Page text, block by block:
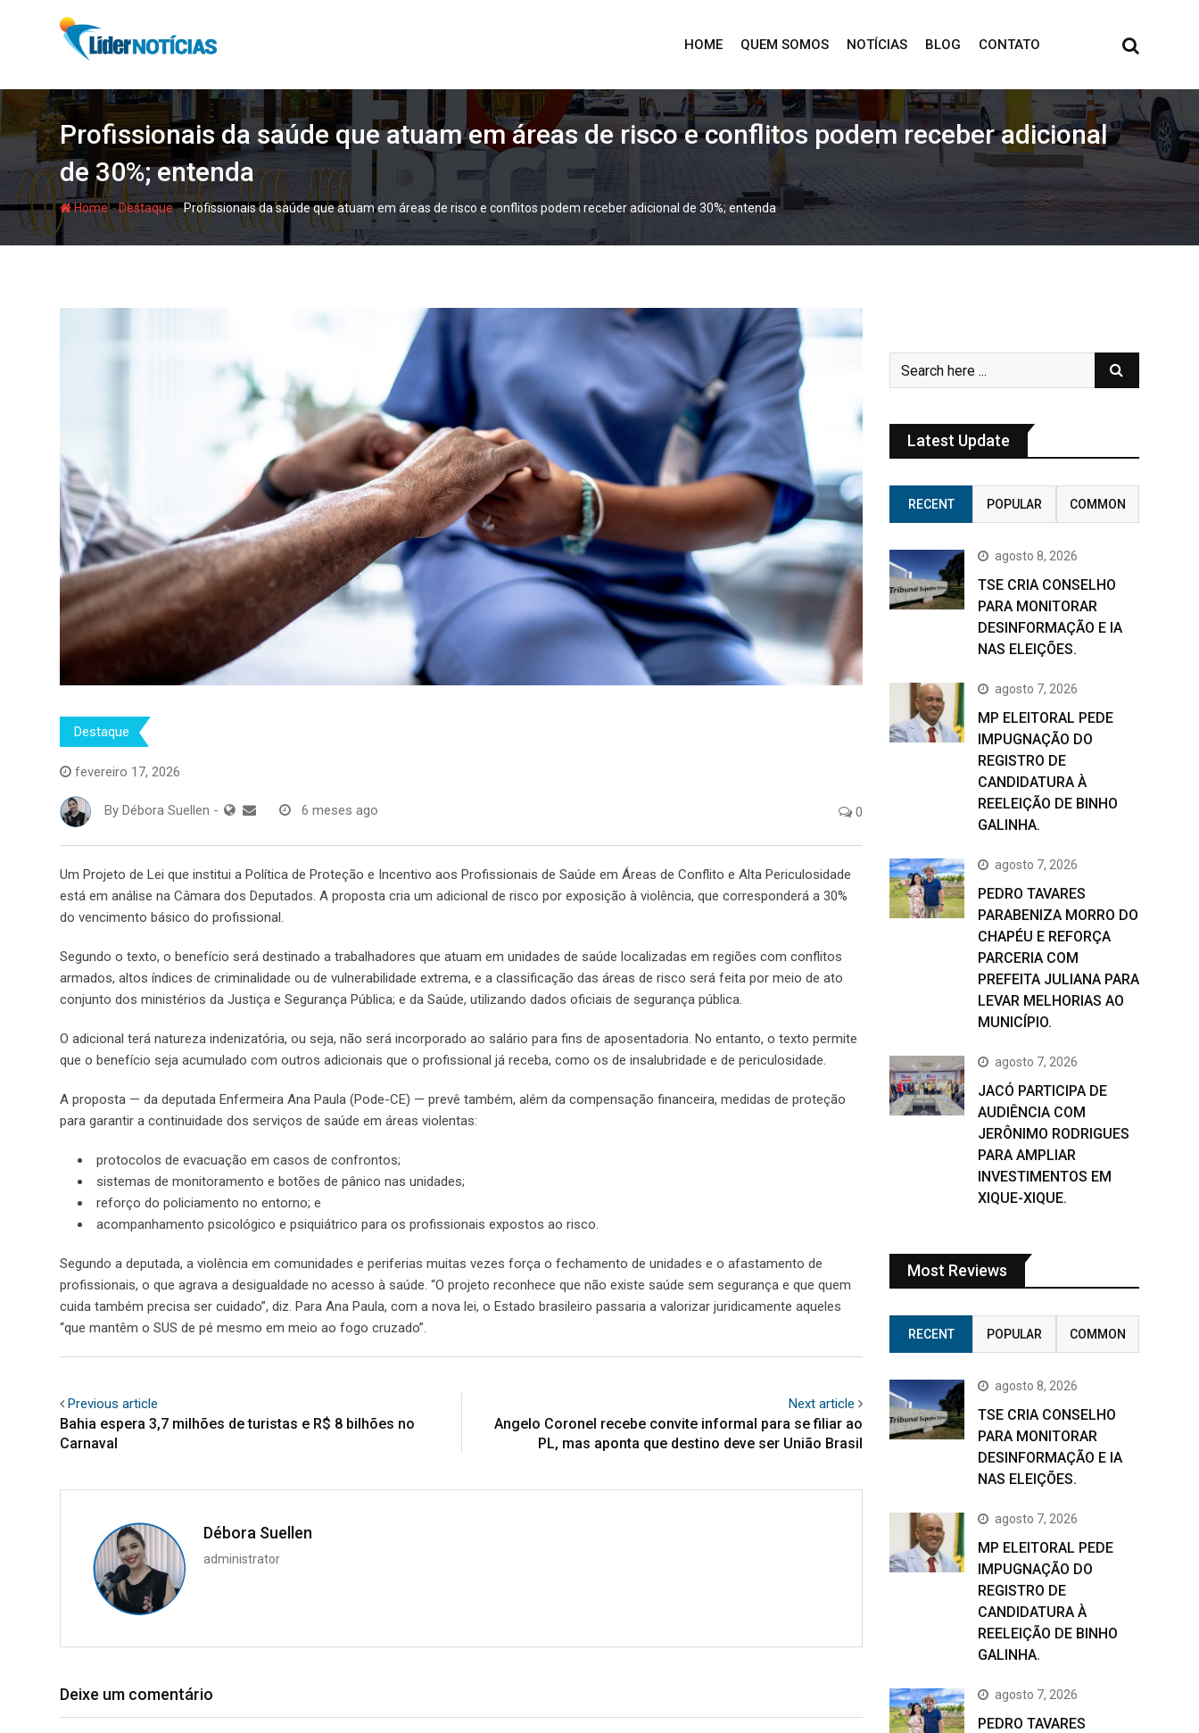
HOME QUEM SOMOS NOTÍCIAS BLOG CONTATO
Profissionais da saúde que atuam em áreas de risco e conflitos podem receber adicional
de 30%; entenda
Home-Destaque-Profissionais da saúde que atuam em áreas de risco e conflitos podem receber adicional de 30%; entenda
Destaque
fevereiro 17, 2026
By Débora Suellen - 6 meses ago 0
Um Projeto de Lei que institui a Política de Proteção e Incentivo aos Profissionais de Saúde em Áreas de Conflito e Alta Periculosidade
está em análise na Câmara dos Deputados. A proposta cria um adicional de risco por exposição à violência, que corresponderá a 30%
do vencimento básico do profissional.
Segundo o texto, o benefício será destinado a trabalhadores que atuam em unidades de saúde localizadas em regiões com conflitos
armados, altos índices de criminalidade ou de vulnerabilidade extrema, e a classificação das áreas de risco será feita por meio de ato
conjunto dos ministérios da Justiça e Segurança Pública; e da Saúde, utilizando dados oficiais de segurança pública.
O adicional terá natureza indenizatória, ou seja, não será incorporado ao salário para fins de aposentadoria. No entanto, o texto permite
que o benefício seja acumulado com outros adicionais que o profissional já receba, como os de insalubridade e de periculosidade.
A proposta — da deputada Enfermeira Ana Paula (Pode-CE) — prevê também, além da compensação financeira, medidas de proteção
para garantir a continuidade dos serviços de saúde em áreas violentas:
protocolos de evacuação em casos de confrontos;
sistemas de monitoramento e botões de pânico nas unidades;
reforço do policiamento no entorno; e
acompanhamento psicológico e psiquiátrico para os profissionais expostos ao risco.
Segundo a deputada, a violência em comunidades e periferias muitas vezes força o fechamento de unidades e o afastamento de
profissionais, o que agrava a desigualdade no acesso à saúde. “O projeto reconhece que não existe saúde sem segurança e que quem
cuida também precisa ser cuidado”, diz. Para Ana Paula, com a nova lei, o Estado brasileiro passaria a valorizar juridicamente aqueles
“que mantêm o SUS de pé mesmo em meio ao fogo cruzado”.
Previous article
Bahia espera 3,7 milhões de turistas e R$ 8 bilhões no
Carnaval
Next article
Angelo Coronel recebe convite informal para se filiar ao
PL, mas aponta que destino deve ser União Brasil
Débora Suellen
administrator
Deixe um comentário
Latest Update
RECENT POPULAR COMMON
agosto 8, 2026
TSE CRIA CONSELHO
PARA MONITORAR
DESINFORMAÇÃO E IA
NAS ELEIÇÕES.
agosto 7, 2026
MP ELEITORAL PEDE
IMPUGNAÇÃO DO
REGISTRO DE
CANDIDATURA À
REELEIÇÃO DE BINHO
GALINHA.
agosto 7, 2026
PEDRO TAVARES
PARABENIZA MORRO DO
CHAPÉU E REFORÇA
PARCERIA COM
PREFEITA JULIANA PARA
LEVAR MELHORIAS AO
MUNICÍPIO.
agosto 7, 2026
JACÓ PARTICIPA DE
AUDIÊNCIA COM
JERÔNIMO RODRIGUES
PARA AMPLIAR
INVESTIMENTOS EM
XIQUE-XIQUE.
Most Reviews
RECENT POPULAR COMMON
agosto 8, 2026
TSE CRIA CONSELHO
PARA MONITORAR
DESINFORMAÇÃO E IA
NAS ELEIÇÕES.
agosto 7, 2026
MP ELEITORAL PEDE
IMPUGNAÇÃO DO
REGISTRO DE
CANDIDATURA À
REELEIÇÃO DE BINHO
GALINHA.
agosto 7, 2026
PEDRO TAVARES